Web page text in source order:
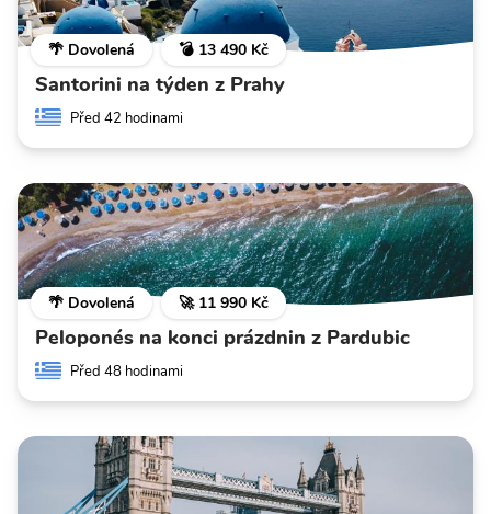
🌴 Dovolená 💣 13 490 Kč
Santorini na týden z Prahy
Před 42 hodinami
🌴 Dovolená 🚀 11 990 Kč
Peloponés na konci prázdnin z Pardubic
Před 48 hodinami